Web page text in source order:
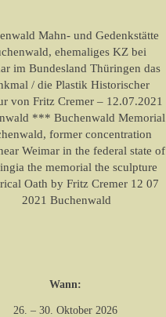
Mahn- und Gedenkstätte
ehemaliges KZ bei
im Bundesland Thüringen das
/ die Plastik Historischer
von Fritz Cremer – 12.07.2021
*** Buchenwald Memorial
former concentration
Weimar in the federal state of
the memorial the sculpture
Oath by Fritz Cremer 12 07
2021 Buchenwald
Wann:
26. – 30. Oktober 2026